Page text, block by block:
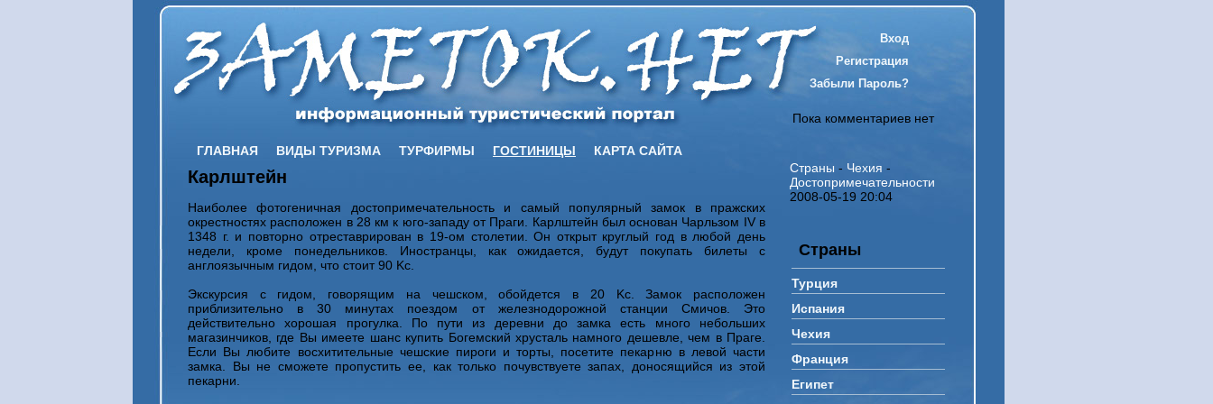
Вход
Регистрация
Забыли Пароль?
ГЛАВНАЯ ВИДЫ ТУРИЗМА ТУРФИРМЫ ГОСТИНИЦЫ КАРТА САЙТА
Карлштейн
Наиболее фотогеничная достопримечательность и самый популярный замок в пражских
окрестностях расположен в 28 км к юго-западу от Праги. Карлштейн был основан Чарльзом IV в
1348 г. и повторно отреставрирован в 19-ом столетии. Он открыт круглый год в любой день
недели, кроме понедельников. Иностранцы, как ожидается, будут покупать билеты с
англоязычным гидом, что стоит 90 Kc.
Экскурсия с гидом, говорящим на чешском, обойдется в 20 Kc. Замок расположен
приблизительно в 30 минутах поездом от железнодорожной станции Смичов. Это
действительно хорошая прогулка. По пути из деревни до замка есть много небольших
магазинчиков, где Вы имеете шанс купить Богемский хрусталь намного дешевле, чем в Праге.
Если Вы любите восхитительные чешские пироги и торты, посетите пекарню в левой части
замка. Вы не сможете пропустить ее, как только почувствуете запах, доносящийся из этой
пекарни.
Пока комментариев нет
Страны - Чехия -
Достопримечательности
2008-05-19 20:04
Страны
Турция
Испания
Чехия
Франция
Египет